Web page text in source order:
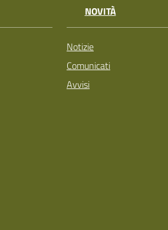
NOVITÀ
Notizie
Comunicati
Avvisi